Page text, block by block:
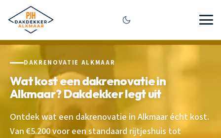
DAKRENOVATIE ALKMAAR
Wat kost een dakrenovatie in
Alkmaar? Dakdekker legt uit
Ontdek wat een dakrenovatie in Alkmaar écht kost.
Van €5.200 voor een standaard rijtjeshuis tot